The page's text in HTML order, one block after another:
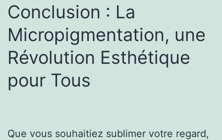
Conclusion : La
Micropigmentation, une
Révolution Esthétique
pour Tous
Que vous souhaitiez sublimer votre regard,